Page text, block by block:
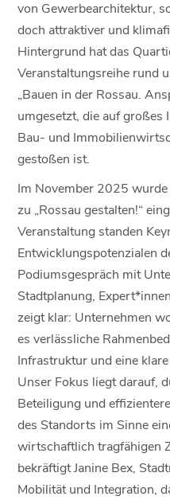
von Gewerbearchitektur,
doch attraktiver und
Hintergrund hat das
Veranstaltungsreihe rund
„Bauen in der Rossau.
umgesetzt, die auf großes
Bau- und
gestoßen ist.
Im November 2025
zu „Rossau gestalten!“
Veranstaltung standen
Entwicklungspotenzialen
Podiumsgespräch mit
Stadtplanung,
zeigt klar: Unternehmen
es verlässliche
Infrastruktur und eine
Unser Fokus liegt darauf,
Beteiligung und
des Standorts im Sinne
wirtschaftlich tragfähigen
bekräftigt Janine Bex,
Mobilität und Integration,